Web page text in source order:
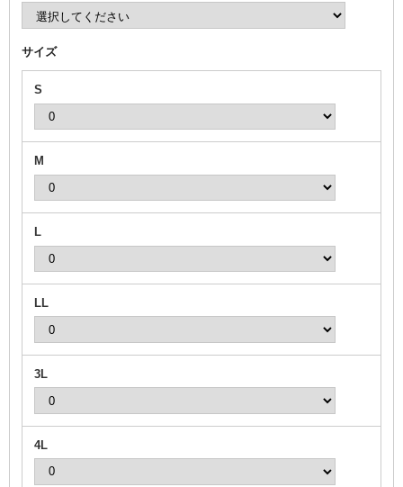
サイズ
S
M
L
LL
3L
4L